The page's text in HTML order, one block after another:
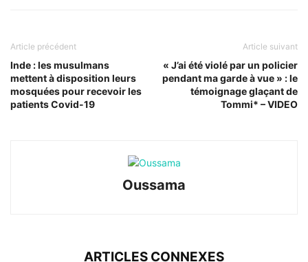
Article précédent
Inde : les musulmans
mettent à disposition leurs
mosquées pour recevoir les
patients Covid-19
Article suivant
« J’ai été violé par un policier
pendant ma garde à vue » : le
témoignage glaçant de
Tommi* – VIDEO
Oussama
ARTICLES CONNEXES